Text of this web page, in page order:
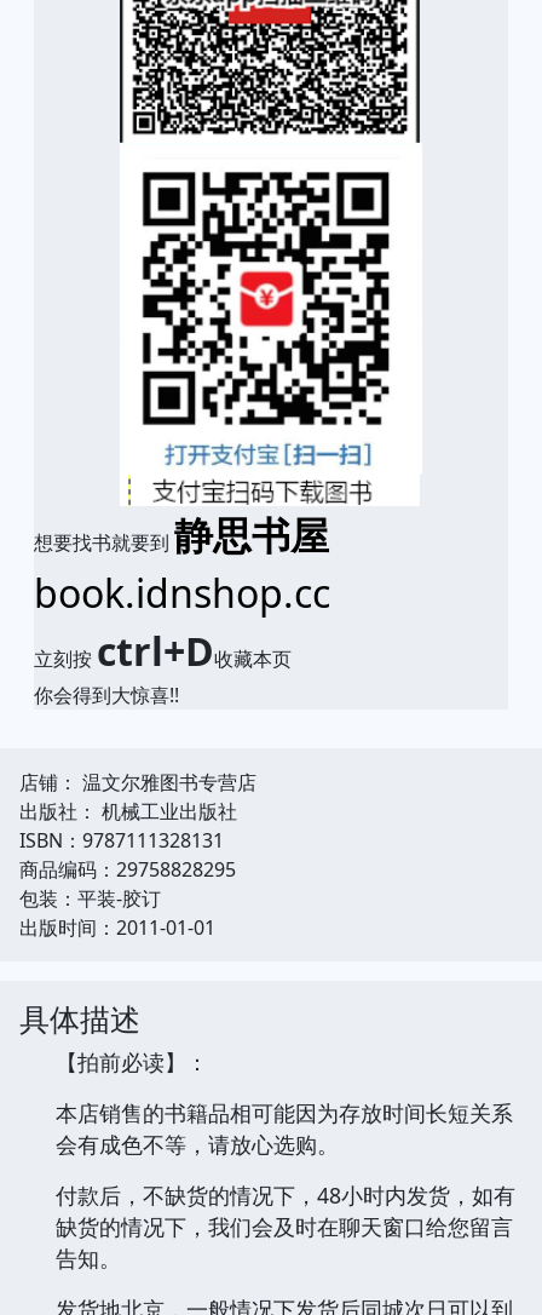
想要找书就要到 静思书屋
book.idnshop.cc
立刻按 ctrl+D收藏本页
你会得到大惊喜!!
店铺： 温文尔雅图书专营店
出版社： 机械工业出版社
ISBN：9787111328131
商品编码：29758828295
包装：平装-胶订
出版时间：2011-01-01
具体描述
【拍前必读】：
本店销售的书籍品相可能因为存放时间长短关系
会有成色不等，请放心选购。
付款后，不缺货的情况下，48小时内发货，如有
缺货的情况下，我们会及时在聊天窗口给您留言
告知。
发货地北京，一般情况下发货后同城次日可以到